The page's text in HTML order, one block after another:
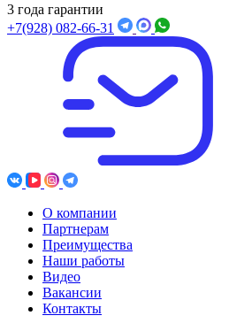
3 года гарантии
+7(928) 082-66-31
О компании
Партнерам
Преимущества
Наши работы
Видео
Вакансии
Контакты